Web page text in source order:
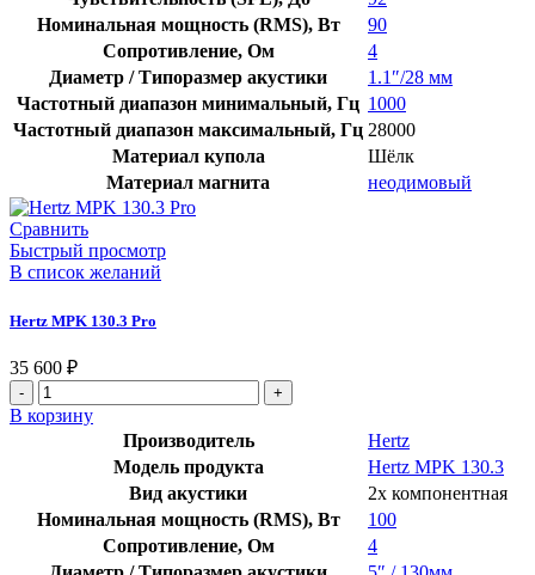
Номинальная мощность (RMS), Вт
90
Сопротивление, Ом
4
Диаметр / Типоразмер акустики
1.1″/28 мм
Частотный диапазон минимальный, Гц 1000
Частотный диапазон максимальный, Гц 28000
Материал купола
Шёлк
Материал магнита
неодимовый
Сравнить
Быстрый просмотр
В список желаний
Hertz MPK 130.3 Pro
35 600 ₽
Количество
товара
Hertz
В корзину
Производитель
Hertz
Модель продукта
Hertz MPK 130.3
Вид акустики
2х компонентная
Номинальная мощность (RMS), Вт
100
Сопротивление, Ом
4